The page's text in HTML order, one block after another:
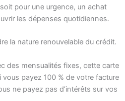
pour une urgence, un achat
les dépenses quotidiennes.
la nature renouvelable du crédit.
des mensualités fixes, cette carte
payez 100 % de votre facture
ne payez pas d’intérêts sur vos